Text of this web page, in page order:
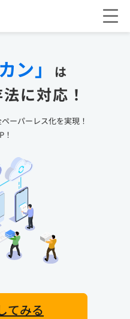
ン」 は
に対応！
ーパーレス化を実現！
てみる